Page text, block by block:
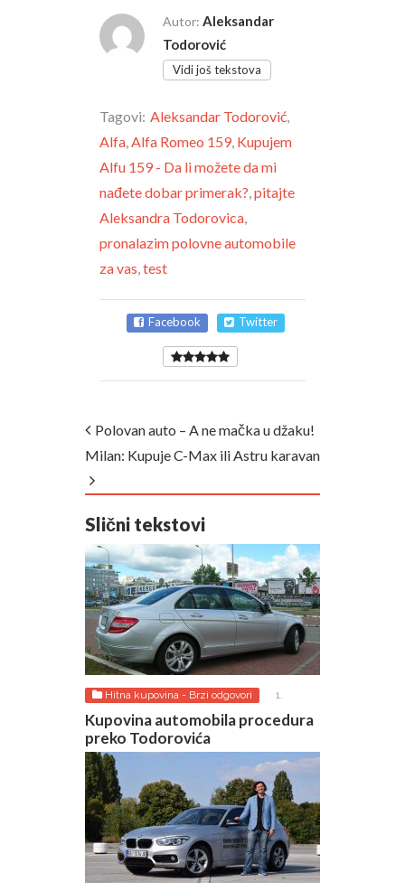
Autor: Aleksandar
Todorović
Vidi još tekstova
Tagovi: Aleksandar Todorović,
Alfa,Alfa Romeo 159, Kupujem
Alfu 159 - Da li možete da mi
nađete dobar primerak?,pitajte
Aleksandra Todorovica,
pronalazim polovne automobile
za vas,test
Facebook Twitter
Polovan auto – A ne mačka u džaku!
Milan: Kupuje C-Max ili Astru karavan
Slični tekstovi
Hitna kupovina - Brzi odgovori
1.
AUGUST 2026.
Kupovina automobila procedura
preko Todorovića